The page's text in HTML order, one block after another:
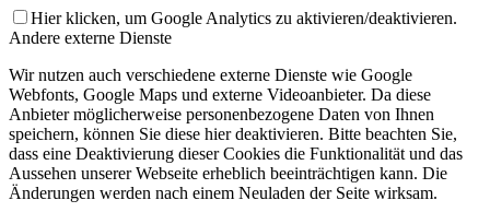
Hier klicken, um Google Analytics zu aktivieren/deaktivieren.
Andere externe Dienste
Wir nutzen auch verschiedene externe Dienste wie Google
Webfonts, Google Maps und externe Videoanbieter. Da diese
Anbieter möglicherweise personenbezogene Daten von Ihnen
speichern, können Sie diese hier deaktivieren. Bitte beachten Sie,
dass eine Deaktivierung dieser Cookies die Funktionalität und das
Aussehen unserer Webseite erheblich beeinträchtigen kann. Die
Änderungen werden nach einem Neuladen der Seite wirksam.